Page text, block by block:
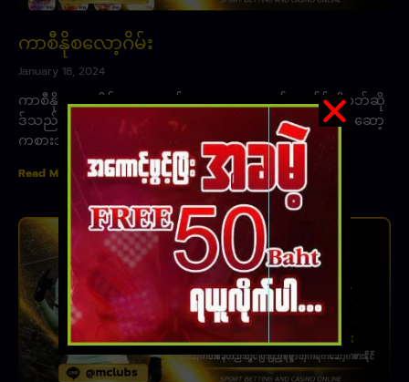
ကာစီနိုစလော့ဂိမ်း
January 18, 2024
ကာစီနိုစလော့ဂိမ်း ၊ ယူဇာဗစ်စလော့ game နှင့် ကျွန်ုပ်တို့ဝဘ်ဆို
ဒ်သည် ပိုမိုကောင်းမွန်သောကစားဂိမ်းများ ဂိမ်းချစ်သူများ၊ ဆော့
ကစားသူများထံကို အပြည့်စုံဆုံးပုံစံဖြင့်
Read More »